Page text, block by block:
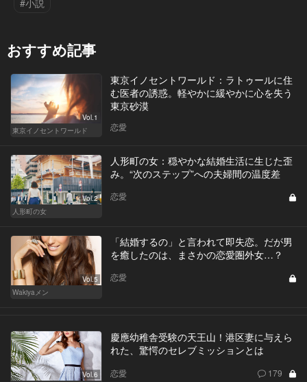
#小説
おすすめ記事
Vol.1
東京イノセントワールド
東京イノセントワールド：ラトゥールに住
む医者の誘惑。軽やかに緩やかに心を失う
東京砂漠
恋愛
Vol.2
人形町の女
人形町の女：穏やかな結婚生活に生じた歪
み。“次のステップ”への夫婦間の温度差
恋愛
Vol.5
Wakiyaメン
「結婚するの」と言われて即失恋。だが男
を癒したのは、まさかの恋愛圏外女…？
恋愛
Vol.6
慶應幼稚舎受験の天王山！港区妻に与えら
れた、驚愕のセレブミッションとは
恋愛 179